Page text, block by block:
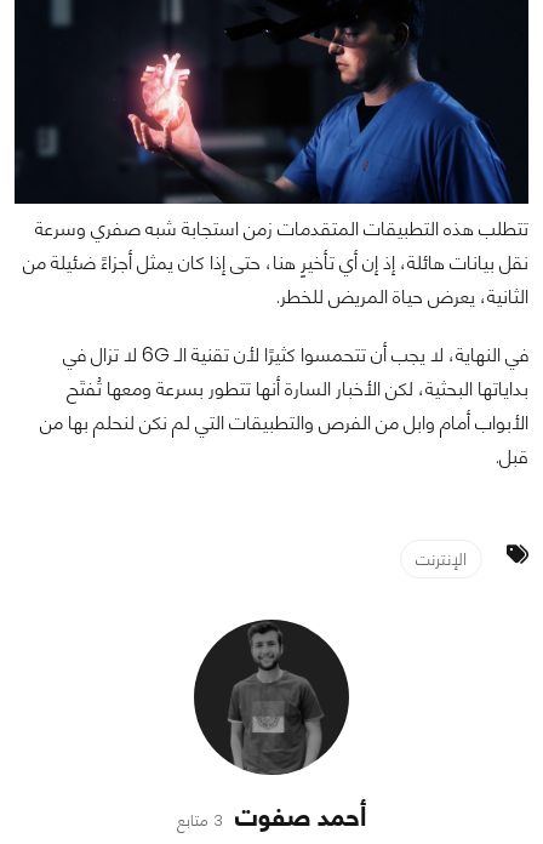
تتطلب هذه التطبيقات المتقدمات زمن استجابة شبه صفري وسرعة
نقل بيانات هائلة، إذ إن أي تأخيرٍ هنا، حتى إذا كان يمثل أجزاءً ضئيلة من
الثانية، يعرض حياة المريض للخطر.
في النهاية، لا يجب أن تتحمسوا كثيرًا لأن تقنية الـ 6G لا تزال في
بداياتها البحثية، لكن الأخبار السارة أنها تتطور بسرعة ومعها تُفتَح
الأبواب أمام وابل من الفرص والتطبيقات التي لم نكن لنحلم بها من
قبل.
الإنترنت
أحمد صفوت 3 متابع